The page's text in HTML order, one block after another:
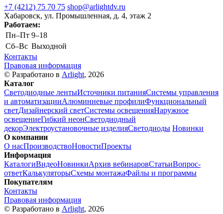
+7 (4212) 75 70 75 shop@arlightdv.ru
Хабаровск, ул. Промышленная, д. 4, этаж 2
Работаем:
Пн–Пт 9–18
Cб–Вс Выходной
Контакты
Правовая информация
© Разработано в Arlight, 2026
Каталог
Светодиодные лентыИсточники питанияСистемы управления
и автоматизацииАлюминиевые профилиФункциональный
светДизайнерский светСистемы освещенияНаружное
освещениеГибкий неонСветодиодный
декорЭлектроустановочные изделияСветодиоды Новинки
О компании
О насПроизводствоНовостиПроекты
Информация
КаталогиВидеоНовинкиАрхив вебинаровСтатьиВопрос-
ответКалькуляторыСхемы монтажаФайлы и программы
Покупателям
Контакты
Правовая информация
© Разработано в Arlight, 2026